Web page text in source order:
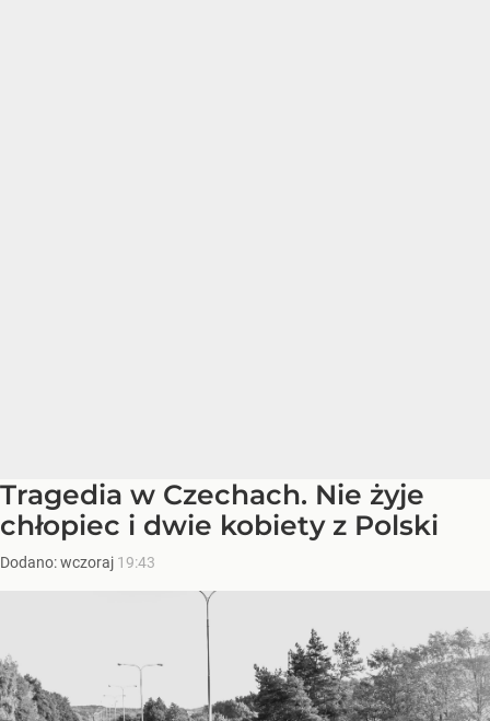
Tragedia w Czechach. Nie żyje
chłopiec i dwie kobiety z Polski
Dodano:wczoraj 19:43